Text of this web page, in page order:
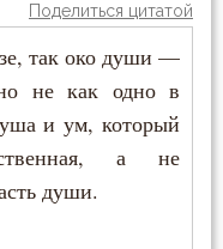
Поделиться цитатой
так око души —
не как одно в
и ум, который
а не
души.